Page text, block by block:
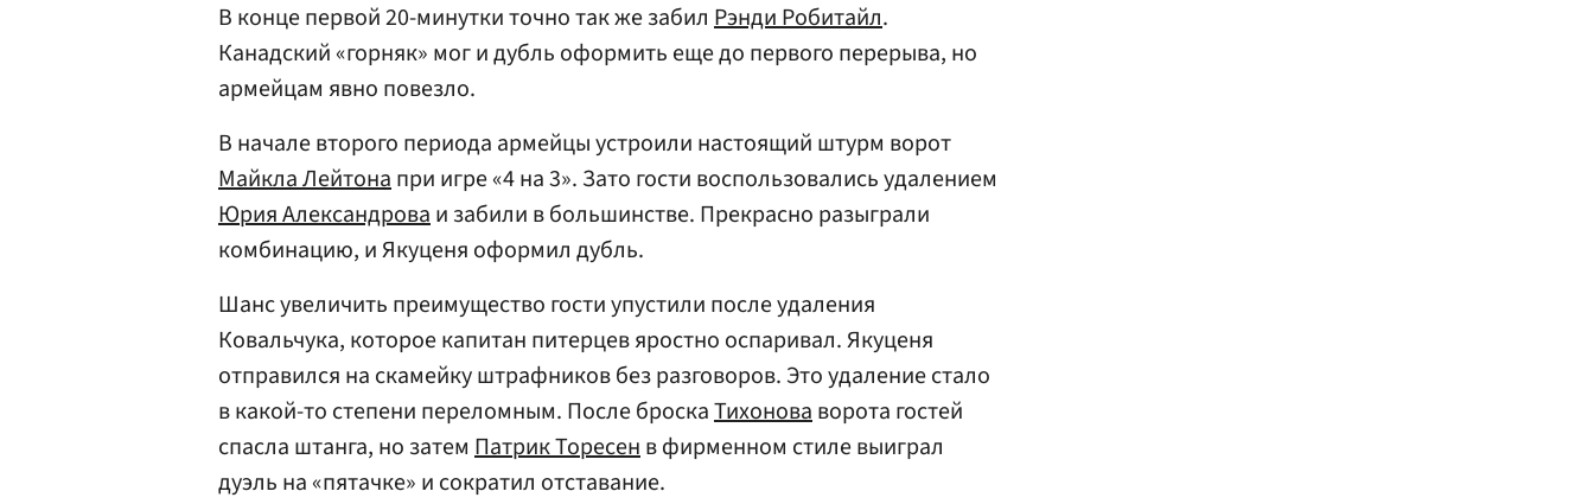
В конце первой 20-минутки точно так же забил Рэнди Робитайл.
Канадский «горняк» мог и дубль оформить еще до первого перерыва, но
армейцам явно повезло.
В начале второго периода армейцы устроили настоящий штурм ворот
Майкла Лейтонапри игре «4 на 3». Зато гости воспользовались удалением
Юрия Александроваи забили в большинстве. Прекрасно разыграли
комбинацию, и Якуценя оформил дубль.
Шанс увеличить преимущество гости упустили после удаления
Ковальчука, которое капитан питерцев яростно оспаривал. Якуценя
отправился на скамейку штрафников без разговоров. Это удаление стало
в какой-то степени переломным. После броскаТихоноваворота гостей
спасла штанга, но затем Патрик Торесенв фирменном стиле выиграл
дуэль на «пятачке» и сократил отставание.